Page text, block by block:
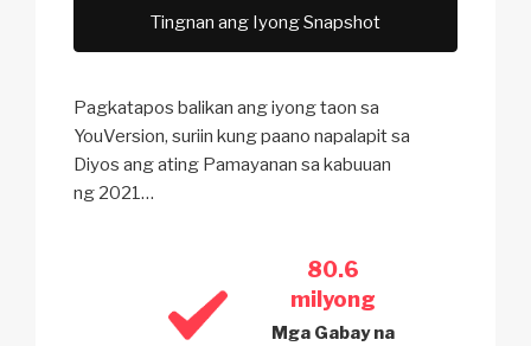
Tingnan ang Iyong Snapshot
Pagkatapos balikan ang iyong taon sa
YouVersion, suriin kung paano napalapit sa
Diyos ang ating Pamayanan sa kabuuan
ng 2021…
80.6
milyong
Mga Gabay na